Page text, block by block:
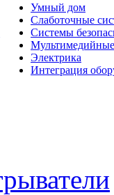
Умный дом
Слаботочные
Системы
Электрика
Интеграция